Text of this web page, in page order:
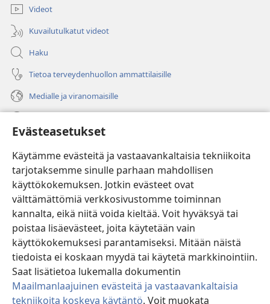
Evästeasetukset
Käytämme evästeitä ja vastaavankaltaisia tekniikoita
tarjotaksemme sinulle parhaan mahdollisen
käyttökokemuksen. Jotkin evästeet ovat
välttämättömiä verkkosivustomme toiminnan
kannalta, eikä niitä voida kieltää. Voit hyväksyä tai
poistaa lisäevästeet, joita käytetään vain
käyttökokemuksesi parantamiseksi. Mitään näistä
tiedoista ei koskaan myydä tai käytetä markkinointiin.
Saat lisätietoa lukemalla dokumentin
Maailmanlaajuinen evästeitä ja vastaavankaltaisia
tekniikoita koskeva käytäntö. Voit muokata
Videot
Kuvailutulkatut videot
Haku
Tietoa terveydenhuollon ammattilaisille
Medialle ja viranomaisille
(avaa
uuden
ikkunan)Vartiotornin VERKKOKIRJASTO
(avaa
uuden
ikkunan)JW Hub ®
(avaa
uuden
ikkunan)
®
Watchtower Library